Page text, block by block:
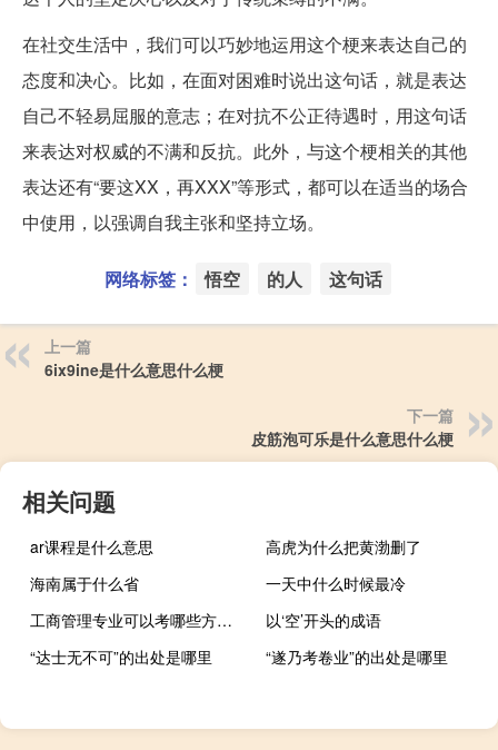
在社交生活中，我们可以巧妙地运用这个梗来表达自己的
态度和决心。比如，在面对困难时说出这句话，就是表达
自己不轻易屈服的意志；在对抗不公正待遇时，用这句话
来表达对权威的不满和反抗。此外，与这个梗相关的其他
表达还有“要这XX，再XXX”等形式，都可以在适当的场合
中使用，以强调自我主张和坚持立场。
网络标签： 悟空 的人 这句话
上一篇
6ix9ine是什么意思什么梗
下一篇
皮筋泡可乐是什么意思什么梗
相关问题
ar课程是什么意思
高虎为什么把黄渤删了
海南属于什么省
一天中什么时候最冷
工商管理专业可以考哪些方面的研究生
以‘空’开头的成语
“达士无不可”的出处是哪里
“遂乃考卷业”的出处是哪里